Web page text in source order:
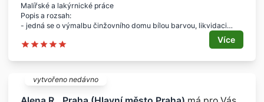
Malířské a lakýrnické práce
Popis a rozsah:
- jedná se o výmalbu činžovního domu bílou barvou, likvidaci
linkrusty podél schodiště a přelakování všech (12 ks) vstupních
dveří do bytů
- Praha 9
Více
vytvořeno nedávno